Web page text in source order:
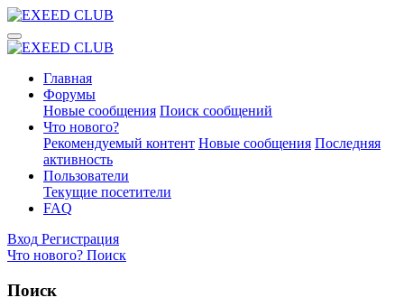
Главная
Форумы
Новые сообщения Поиск сообщений
Что нового?
Рекомендуемый контент Новые сообщения Последняя
активность
Пользователи
Текущие посетители
FAQ
Вход Регистрация
Что нового? Поиск
Поиск